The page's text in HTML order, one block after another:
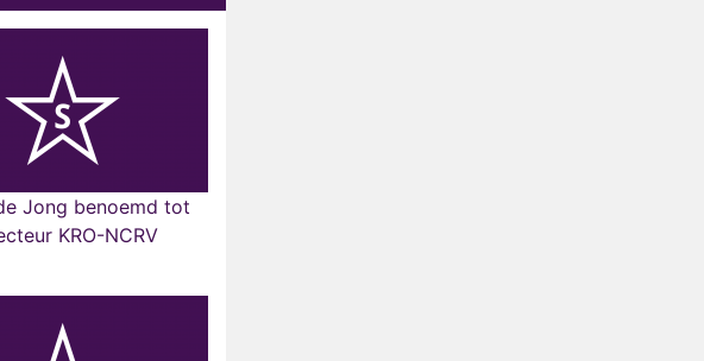
Jong benoemd tot
KRO-NCRV